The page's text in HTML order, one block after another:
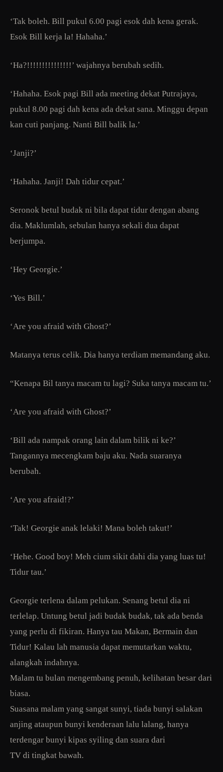
‘Tak boleh. Bill pukul 6.00 pagi esok dah kena gerak.
Esok Bill kerja la! Hahaha.’
‘Ha?!!!!!!!!!!!!!!!’ wajahnya berubah sedih.
‘Hahaha. Esok pagi Bill ada meeting dekat Putrajaya,
pukul 8.00 pagi dah kena ada dekat sana. Minggu depan
kan cuti panjang. Nanti Bill balik la.’
‘Janji?’
‘Hahaha. Janji! Dah tidur cepat.’
Seronok betul budak ni bila dapat tidur dengan abang
dia. Maklumlah, sebulan hanya sekali dua dapat
berjumpa.
‘Hey Georgie.’
‘Yes Bill.’
‘Are you afraid with Ghost?’
Matanya terus celik. Dia hanya terdiam memandang aku.
“Kenapa Bil tanya macam tu lagi? Suka tanya macam tu.’
‘Are you afraid with Ghost?’
‘Bill ada nampak orang lain dalam bilik ni ke?’
Tangannya mecengkam baju aku. Nada suaranya
berubah.
‘Are you afraid!?’
‘Tak! Georgie anak lelaki! Mana boleh takut!’
‘Hehe. Good boy! Meh cium sikit dahi dia yang luas tu!
Tidur tau.’
Georgie terlena dalam pelukan. Senang betul dia ni
terlelap. Untung betul jadi budak budak, tak ada benda
yang perlu di fikiran. Hanya tau Makan, Bermain dan
Tidur! Kalau lah manusia dapat memutarkan waktu,
alangkah indahnya.
Malam tu bulan mengembang penuh, kelihatan besar dari
biasa.
Suasana malam yang sangat sunyi, tiada bunyi salakan
anjing ataupun bunyi kenderaan lalu lalang, hanya
terdengar bunyi kipas syiling dan suara dari
TV di tingkat bawah.